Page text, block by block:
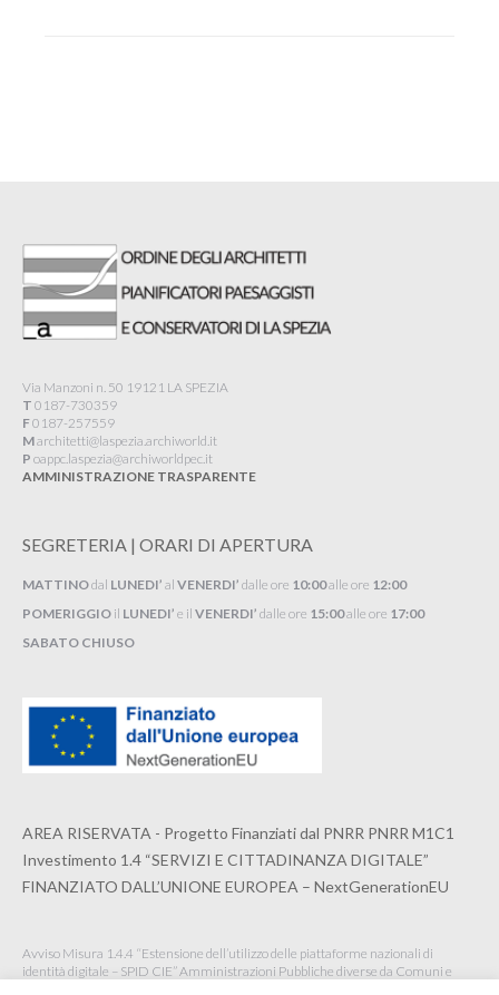
Via Manzoni n. 50 19121 LA SPEZIA
T 0187-730359
F0187-257559
Marchitetti@laspezia.archiworld.it
P oappc.laspezia@archiworldpec.it​
AMMINISTRAZIONE TRASPARENTE
SEGRETERIA | ORARI DI APERTURA
MATTINOdal LUNEDI’ al VENERDI’ dalle ore 10:00alle ore 12:00
POMERIGGIO il LUNEDI’ e il VENERDI’ dalle ore 15:00alle ore 17:00
SABATO CHIUSO
AREA RISERVATA - Progetto Finanziati dal PNRR PNRR M1C1
Investimento 1.4 “SERVIZI E CITTADINANZA DIGITALE”
FINANZIATO DALL’UNIONE EUROPEA – NextGenerationEU
Avviso Misura 1.4.4 “Estensione dell’utilizzo delle piattaforme nazionali di
identità digitale – SPID CIE” Amministrazioni Pubbliche diverse da Comuni e